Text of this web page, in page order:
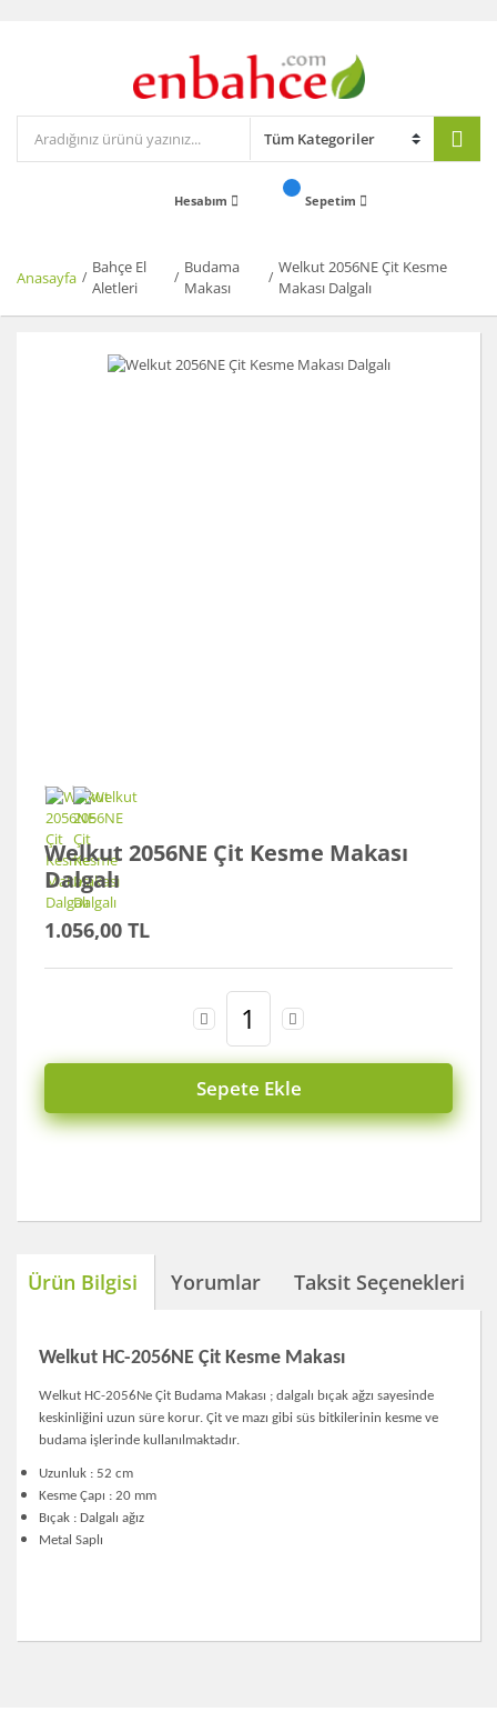
Hesabım Sepetim
Anasayfa
Bahçe El
Aletleri
Budama
Makası
Welkut 2056NE Çit Kesme
Makası Dalgalı
Welkut 2056NE Çit Kesme Makası
Dalgalı
1.056,00 TL
Sepete Ekle
Ürün Bilgisi Yorumlar Taksit Seçenekleri
Welkut HC-2056NE Çit Kesme Makası
Welkut HC-2056Ne Çit Budama Makası ; dalgalı bıçak ağzı sayesinde
keskinliğini uzun süre korur. Çit ve mazı gibi süs bitkilerinin kesme ve
budama işlerinde kullanılmaktadır.
Uzunluk : 52 cm
Kesme Çapı : 20 mm
Bıçak : Dalgalı ağız
Metal Saplı